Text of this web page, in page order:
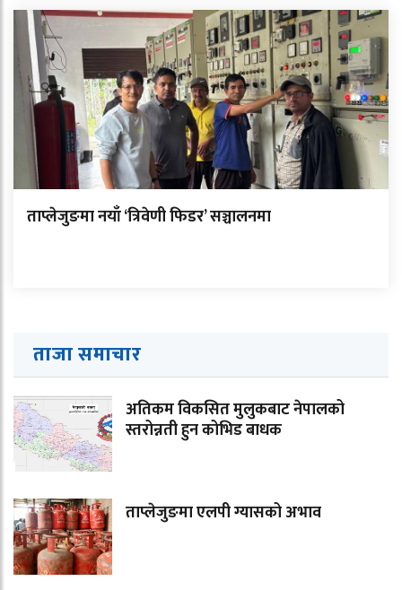
ताप्लेजुङमा नयाँ ‘त्रिवेणी फिडर’ सञ्चालनमा
ताजा समाचार
अतिकम विकसित मुलुकबाट नेपालको
स्तरोन्नती हुन कोभिड बाधक
ताप्लेजुङमा एलपी ग्यासको अभाव